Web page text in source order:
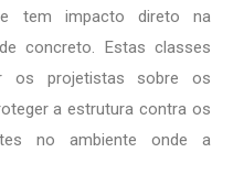
tem impacto direto na
concreto. Estas classes
os projetistas sobre os
a estrutura contra os
no ambiente onde a